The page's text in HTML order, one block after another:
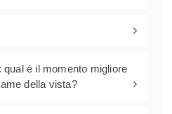
è il momento migliore
della vista?